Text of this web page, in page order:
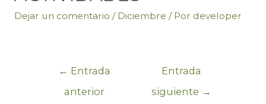
Dejar un comentario / Diciembre / Por developer
← Entrada
anterior
Entrada
siguiente →